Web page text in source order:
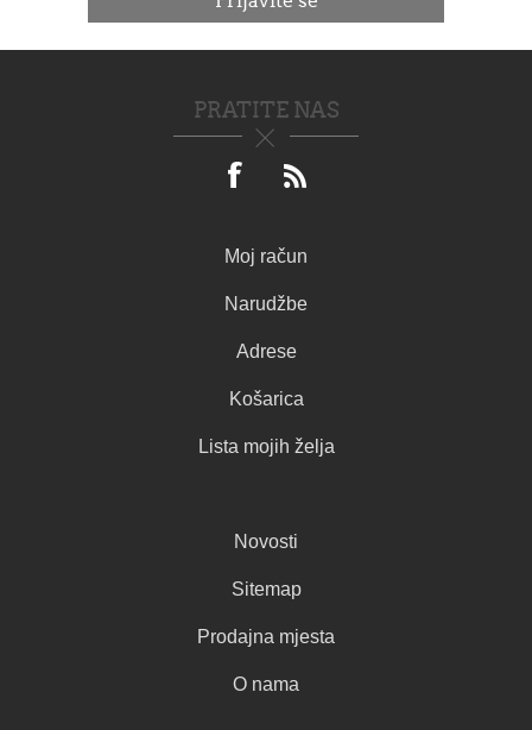
PRATITE NAS
Moj račun
Narudžbe
Adrese
Košarica
Lista mojih želja
Novosti
Sitemap
Prodajna mjesta
O nama